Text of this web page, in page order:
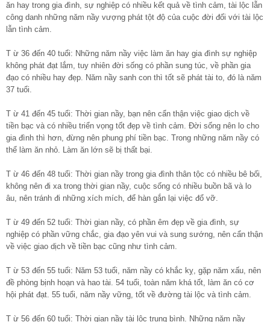
ăn hay trong gia đình, sự nghiệp có nhiều kết quả về tình cảm, tài lộc lẫn
công danh những năm nầy vượng phát tột độ của cuộc đời đối với tài lộc
lẫn tình cảm.
T ừ 36 đến 40 tuổi: Những năm nầy việc làm ăn hay gia đình sự nghiệp
không phát đạt lắm, tuy nhiên đời sống có phần sung túc, về phần gia
đạo có nhiều hay đẹp. Năm nầy sanh con thì tốt sẽ phát tài to, đó là năm
37 tuổi.
T ừ 41 đến 45 tuổi: Thời gian nầy, bạn nên cẩn thận việc giao dịch về
tiền bạc và có nhiều triển vọng tốt đẹp về tình cảm. Đời sống nên lo cho
gia đình thì hơn, đừng nên phung phí tiền bạc. Trong những năm nầy có
thể làm ăn nhỏ. Làm ăn lớn sẽ bị thất bại.
T ừ 46 đến 48 tuổi: Thời gian nầy trong gia đình thân tộc có nhiều bê bối,
không nên đi xa trong thời gian nầy, cuộc sống có nhiều buồn bã và lo
âu, nên tránh đi những xích mích, để hàn gắn lại việc đổ vỡ.
T ừ 49 đến 52 tuổi: Thời gian nầy, có phần êm đẹp về gia đình, sự
nghiệp có phần vững chắc, gia đạo yên vui và sung sướng, nên cẩn thận
về việc giao dịch về tiền bạc cũng như tình cảm.
T ừ 53 đến 55 tuổi: Năm 53 tuổi, năm nầy có khắc kỵ, gặp năm xấu, nên
đề phòng bịnh hoạn và hao tài. 54 tuổi, toàn năm khá tốt, làm ăn có cơ
hội phát đạt. 55 tuổi, năm nầy vững, tốt về đường tài lộc và tình cảm.
T ừ 56 đến 60 tuổi: Thời gian nầy tài lộc trung bình. Những năm nầy